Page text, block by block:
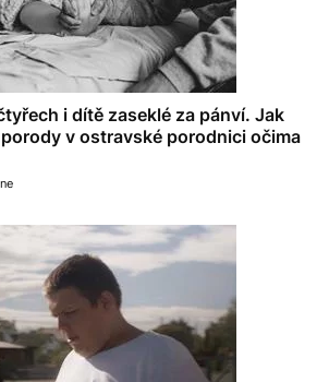
i dítě zaseklé za pánví. Jak
v ostravské porodnici očima